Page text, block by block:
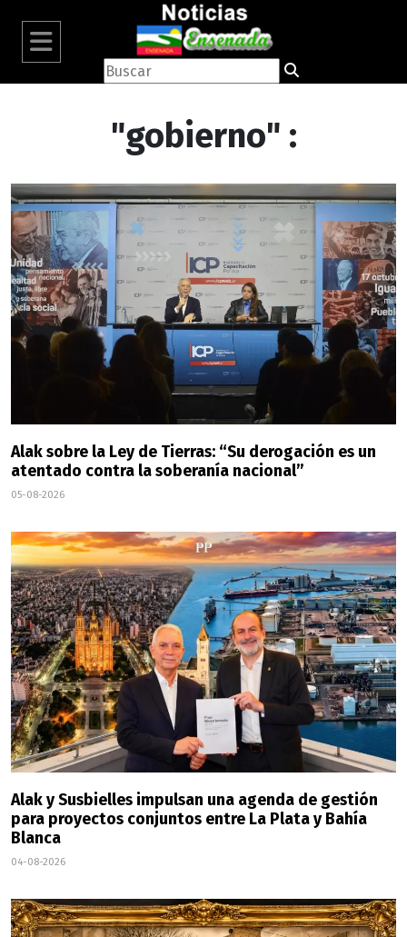
"gobierno" :
Alak sobre la Ley de Tierras: “Su derogación es un
atentado contra la soberanía nacional”
05-08-2026
Alak y Susbielles impulsan una agenda de gestión
para proyectos conjuntos entre La Plata y Bahía
Blanca
04-08-2026